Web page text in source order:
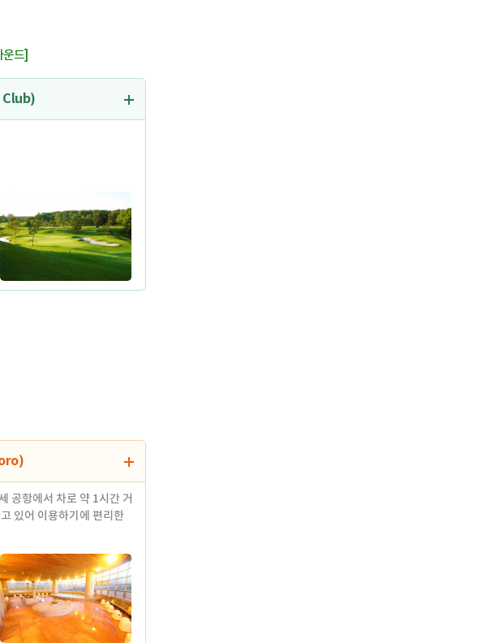
드]
Club)
을 지형, 수림, 연못등을 그
. 온화하고 플랫한 지형과
, 어디까지나 자연의 조형
다.
이 하나로 연결되는 훌륭
있는 코스들 입니다.
공항에서 차로 약 1시간 거
있어 이용하기에 편리한
글 룸 등 총 27실을 갖춘 더
, 39㎡의 스탠다드 트윈룸
레이 전과 후의 시간을 충